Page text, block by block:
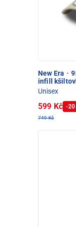
New Era ·
infill
Unisex
599 Kč -20
749 Kč